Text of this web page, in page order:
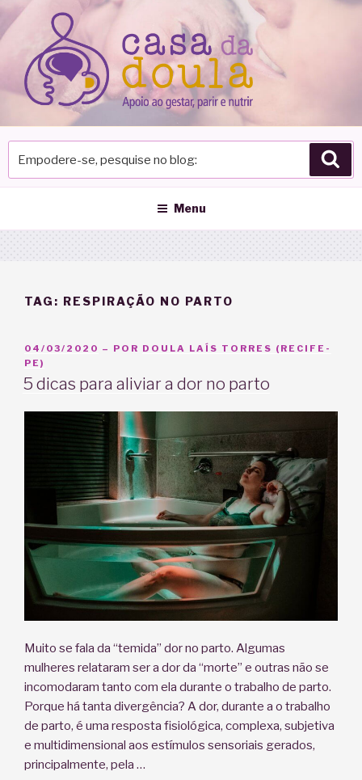
Pular
para
conteúdo
pesquise
blog
Menu
TAG: RESPIRAÇÃO NO PARTO
PUBLICADO
EM
04/03/2020 – POR DOULA LAÍS TORRES (RECIFE-
PE)
5 dicas para aliviar a dor no parto
Muito se fala da “temida” dor no parto. Algumas
mulheres relataram ser a dor da “morte” e outras não se
incomodaram tanto com ela durante o trabalho de parto.
Porque há tanta divergência? A dor, durante a o trabalho
de parto, é uma resposta fisiológica, complexa, subjetiva
e multidimensional aos estímulos sensoriais gerados,
principalmente, pela …